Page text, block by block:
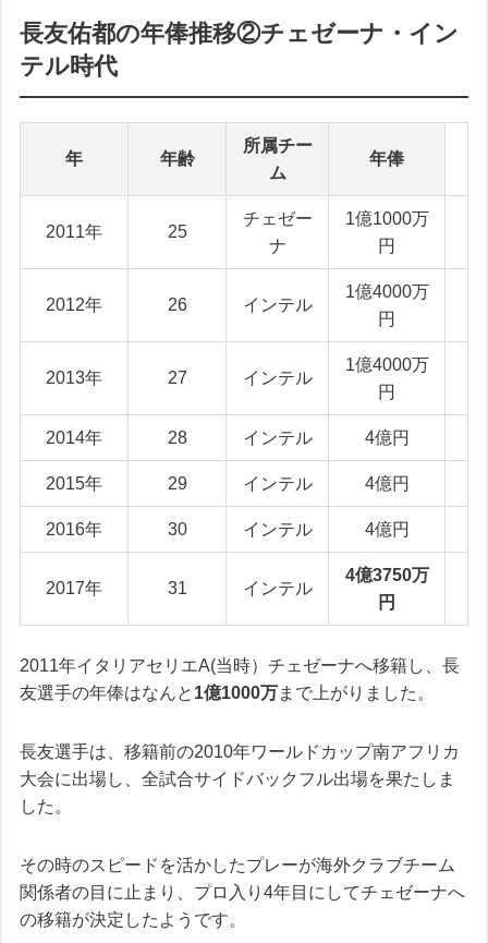
長友佑都の年俸推移②チェゼーナ・イン
テル時代
年 年齢
所属チー
ム
年俸
2011年 25
チェゼー
ナ
1億1000万
円
2012年 26 インテル
1億4000万
円
2013年 27 インテル
1億4000万
円
2014年 28 インテル 4億円
2015年 29 インテル 4億円
2016年 30 インテル 4億円
2017年 31 インテル
4億3750万
円
2011年イタリアセリエA(当時）チェゼーナへ移籍し、長
友選手の年俸はなんと 1億1000万まで上がりました。
長友選手は、移籍前の2010年ワールドカップ南アフリカ
大会に出場し、全試合サイドバックフル出場を果たしま
した。
その時のスピードを活かしたプレーが海外クラブチーム
関係者の目に止まり、プロ入り4年目にしてチェゼーナへ
の移籍が決定したようです。